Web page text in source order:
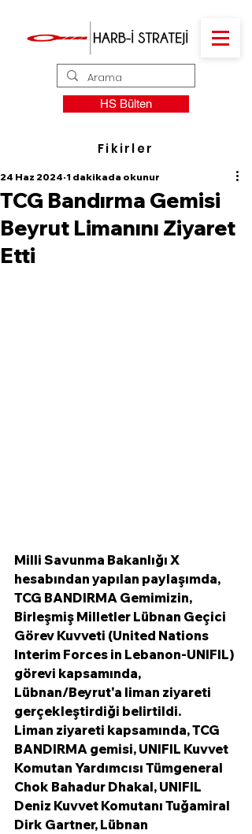
HS Bülten
Fikirler
TCG Bandırma Gemisi
Beyrut Limanını Ziyaret
Etti
24 Haz 2024 1 dakikada okunur
Milli Savunma Bakanlığı X
hesabından yapılan paylaşımda,
TCG BANDIRMA Gemimizin,
Birleşmiş Milletler Lübnan Geçici
Görev Kuvveti (United Nations
Interim Forces in Lebanon-UNIFIL)
görevi kapsamında,
Lübnan/Beyrut'a liman ziyareti
gerçekleştirdiği belirtildi.
Liman ziyareti kapsamında, TCG
BANDIRMA gemisi, UNIFIL Kuvvet
Komutan Yardımcısı Tümgeneral
Chok Bahadur Dhakal, UNIFIL
Deniz Kuvvet Komutanı Tuğamiral
Dirk Gartner, Lübnan